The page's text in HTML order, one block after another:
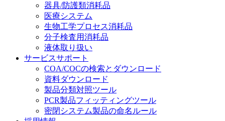
器具/防護類消耗品
医療システム
生物工学プロセス消耗品
分子検査用消耗品
液体取り扱い
サービスサポート
COA/COCの検索とダウンロード
資料ダウンロード
製品分類対照ツール
PCR製品フィッティングツール
密閉システム製品の命名ルール